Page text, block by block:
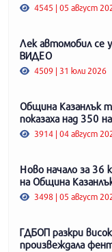
4545 | 05 август
Лек автомобил се
ВИДЕО
4509 | 31 юли 2026
Община Казанлък
показаха над 350
3914 | 04 август
Ново начало за 36
на Община
3498 | 05 август
ГДБОП разкри
произвеждала